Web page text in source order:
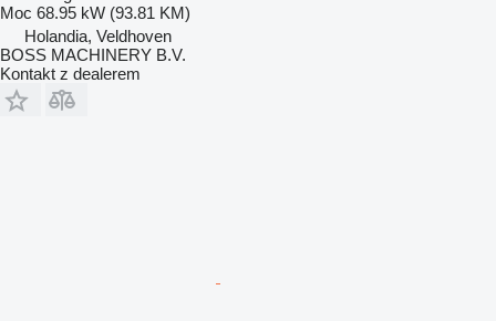
Moc 68.95 kW (93.81 KM)
Holandia, Veldhoven
BOSS MACHINERY B.V.
Kontakt z dealerem